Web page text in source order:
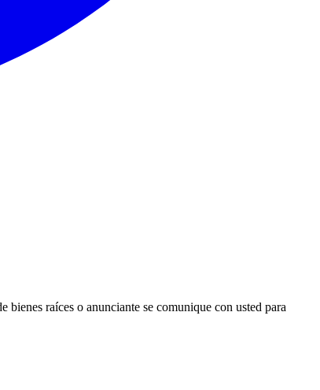
bienes raíces o anunciante se comunique con usted para